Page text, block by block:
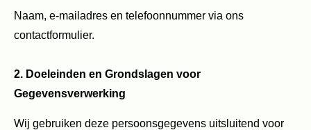
Naam, e-mailadres en telefoonnummer via ons
contactformulier.
2. Doeleinden en Grondslagen voor
Gegevensverwerking
Wij gebruiken deze persoonsgegevens uitsluitend voor